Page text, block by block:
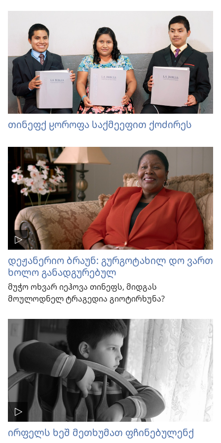
თინეფქ ჸოროფა საქმეეფით ქოძირეს
დეჟანერიო ბრაუნ: გურგოტახილ დო ვართ
ხოლო განადგურებულ
მუჭო ოხვარ იეჰოვა თინეფს, მიდგას
მოულოდნელ ტრაგედია გიოტირხუნა?
ირფელს ხეშ მეთხუმათ ფჩინებულენქ